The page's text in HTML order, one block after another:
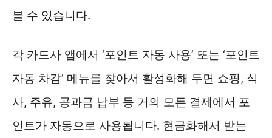
볼 수 있습니다.
각 카드사 앱에서 ‘포인트 자동 사용’ 또는 ‘포인트
자동 차감’ 메뉴를 찾아서 활성화해 두면 쇼핑, 식
사, 주유, 공과금 납부 등 거의 모든 결제에서 포
인트가 자동으로 사용됩니다. 현금화해서 받는